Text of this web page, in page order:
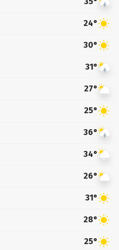
24°
30°
31°
27°
25°
36°
34°
26°
31°
28°
25°